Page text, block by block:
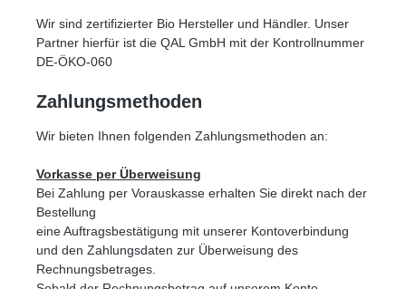
Wir sind zertifizierter Bio Hersteller und Händler. Unser
Partner hierfür ist die QAL GmbH mit der Kontrollnummer
DE-ÖKO-060
Zahlungsmethoden
Wir bieten Ihnen folgenden Zahlungsmethoden an:
Vorkasse per Überweisung
Bei Zahlung per Vorauskasse erhalten Sie direkt nach der
Bestellung
eine Auftragsbestätigung mit unserer Kontoverbindung
und den Zahlungsdaten zur Überweisung des
Rechnungsbetrages.